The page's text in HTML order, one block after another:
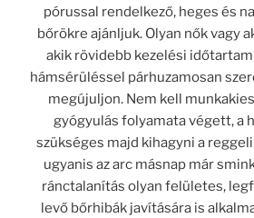
pórussal rendelkező, heges és
bőrökre ajánljuk. Olyan nők vagy
akik rövidebb kezelési
hámsérüléssel párhuzamosan
megújuljon. Nem kell
gyógyulás folyamata végett, a
szükséges majd kihagyni a
ugyanis az arc másnap már
ránctalanítás olyan felületes,
levő bőrhibák javítására is